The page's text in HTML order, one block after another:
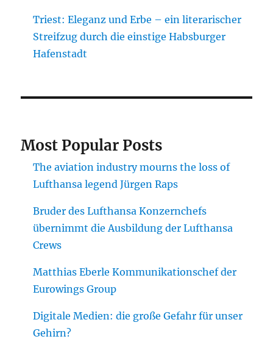
Triest: Eleganz und Erbe – ein literarischer
Streifzug durch die einstige Habsburger
Hafenstadt
Most Popular Posts
The aviation industry mourns the loss of
Lufthansa legend Jürgen Raps
Bruder des Lufthansa Konzernchefs
übernimmt die Ausbildung der Lufthansa
Crews
Matthias Eberle Kommunikationschef der
Eurowings Group
Digitale Medien: die große Gefahr für unser
Gehirn?